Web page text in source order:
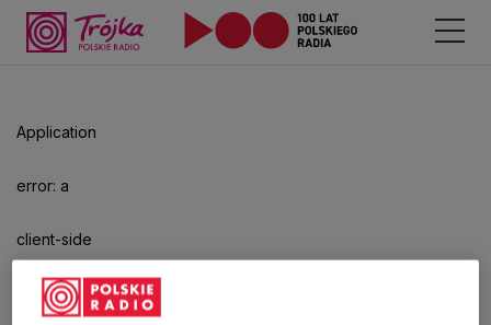
Application
error: a
client-side
exception
aby
odtwarzać.